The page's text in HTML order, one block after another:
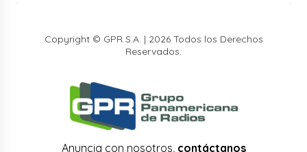
Copyright © GPR S.A. | 2026 Todos los Derechos
Reservados.
Anuncia con nosotros, contáctanos